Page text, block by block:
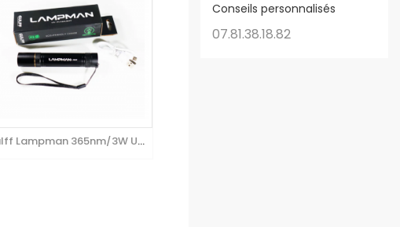
Gulff Lampman 365nm/3W UV...
Conseils personnalisés
07.81.38.18.82